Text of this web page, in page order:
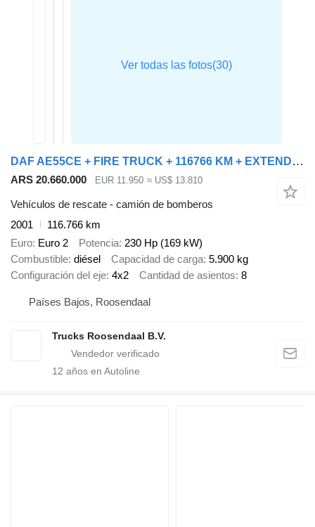
DAF AE55CE + FIRE TRUCK + 116766 KM + EXTENDABLE LADDER + 1500 L WAT
ARS 20.660.000 EUR 11.950 ≈ US$ 13.810
Vehículos de rescate - camión de bomberos
2001
116.766 km
Euro Euro 2 Potencia 230 Hp (169 kW)
Combustible diésel Capacidad de carga 5.900 kg
Configuración del eje 4x2 Cantidad de asientos 8
Países Bajos, Roosendaal
Trucks Roosendaal B.V.
12 años en Autoline